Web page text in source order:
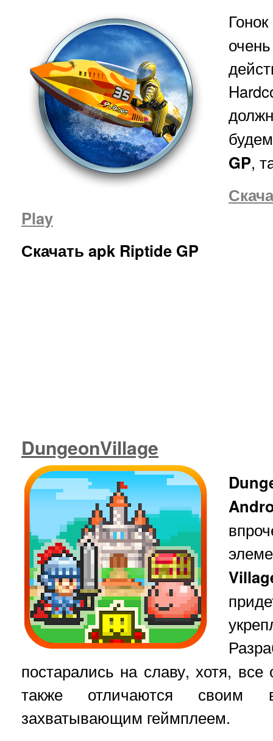
GP,
Play
Скачать apk Riptide GP
DungeonVillage
постарались на славу, хотя,
также отличаются своим
захватывающим геймплеем.